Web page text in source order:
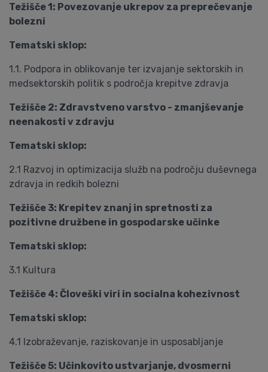
Težišče 1: Povezovanje ukrepov za preprečevanje
bolezni
Tematski sklop:
1.1. Podpora in oblikovanje ter izvajanje sektorskih in
medsektorskih politik s področja krepitve zdravja
Težišče 2: Zdravstveno varstvo - zmanjševanje
neenakosti v zdravju
Tematski sklop:
2.1 Razvoj in optimizacija služb na področju duševnega
zdravja in redkih bolezni
Težišče 3: Krepitev znanj in spretnosti za
pozitivne družbene in gospodarske učinke
Tematski sklop:
3.1 Kultura
Težišče 4: Človeški viri in socialna kohezivnost
Tematski sklop:
4.1 Izobraževanje, raziskovanje in usposabljanje
Težišče 5: Učinkovito ustvarjanje, dvosmerni